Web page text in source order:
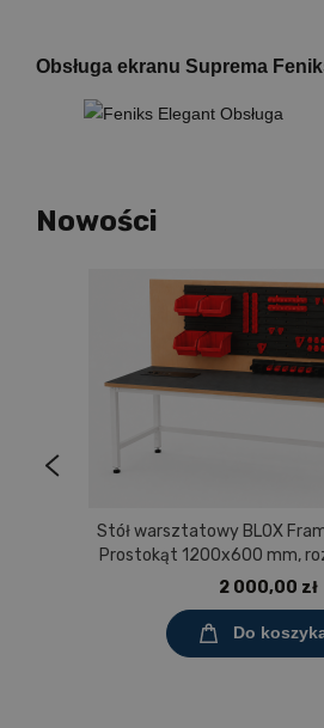
Obsługa ekranu Suprema
Nowości
Stół warsztatowy BLOX
Prostokąt 1200x600 mm,
pokryty tworzywem2 000,00 zł
Do